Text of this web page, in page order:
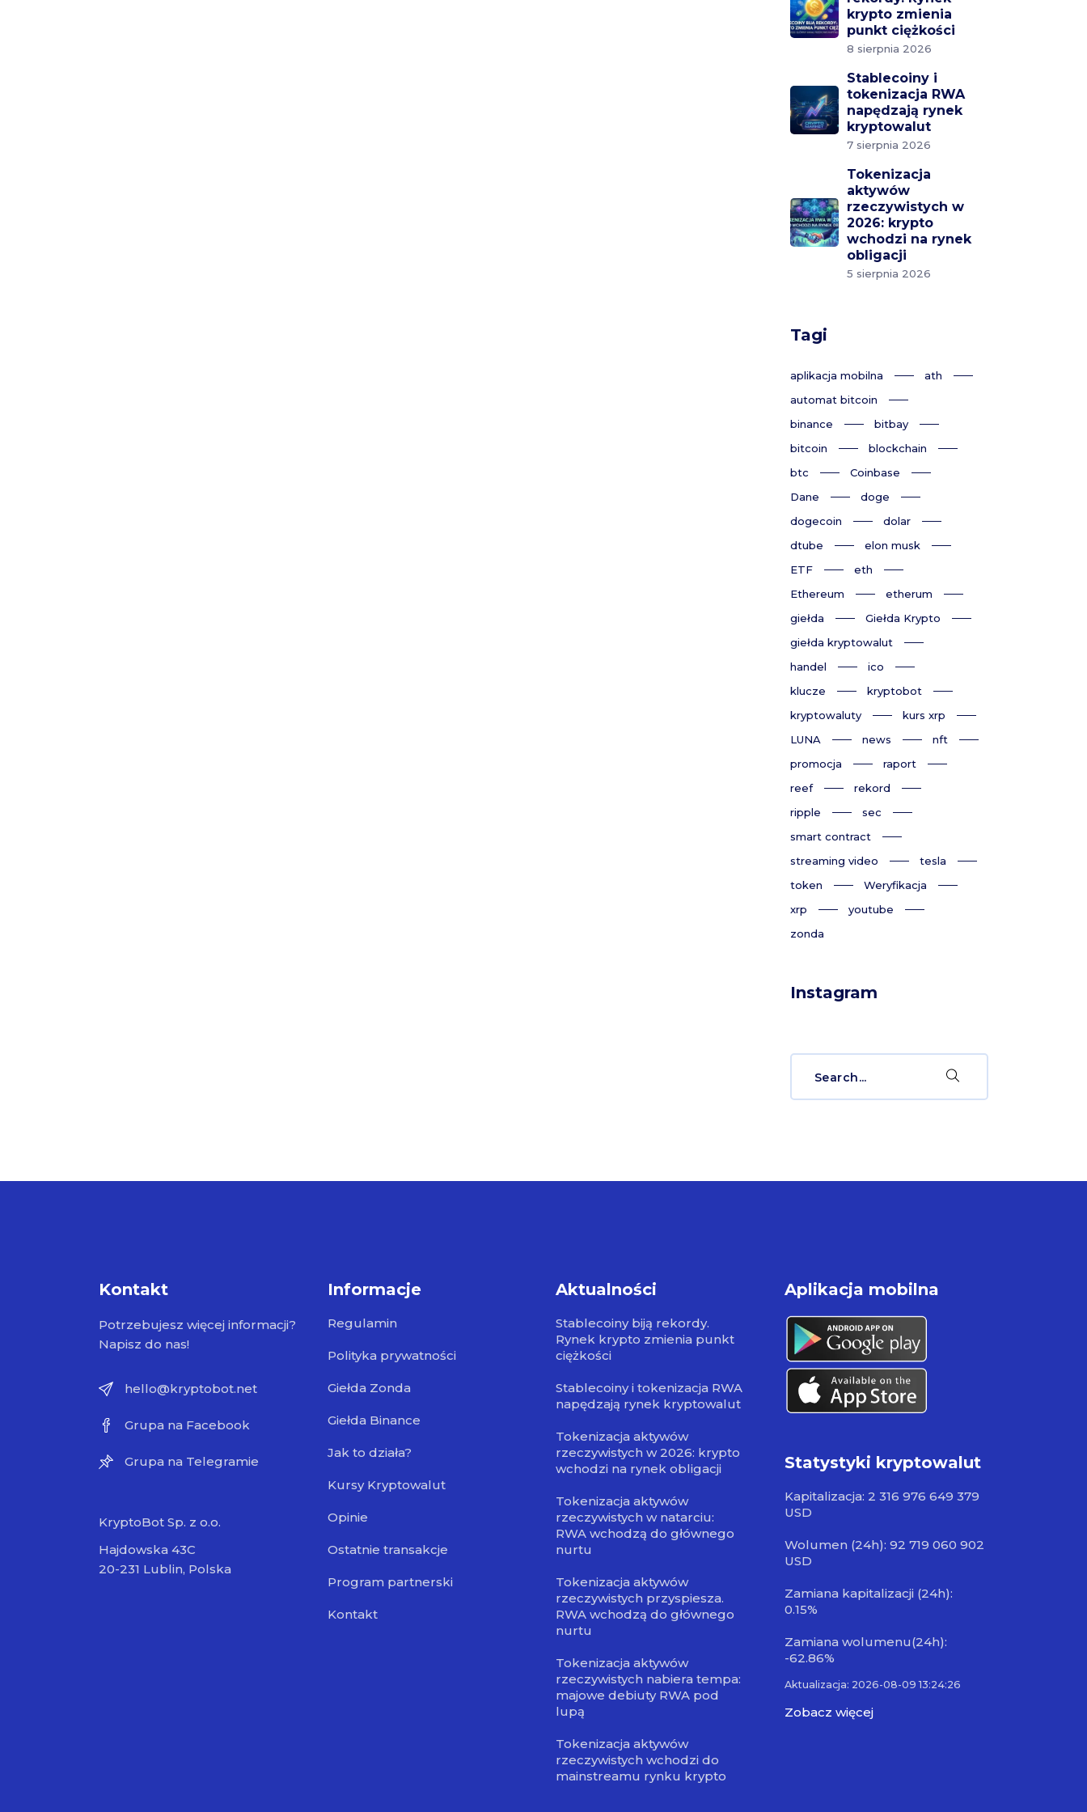
krypto zmienia
punkt ciężkości
8 sierpnia 2026
Stablecoiny i
tokenizacja RWA
napędzają rynek
kryptowalut
7 sierpnia 2026
Tokenizacja
aktywów
rzeczywistych w
2026: krypto
wchodzi na rynek
obligacji
5 sierpnia 2026
Tagi
aplikacja mobilna
ath
automat bitcoin
binance
bitbay
bitcoin
blockchain
btc
Coinbase
Dane
doge
dogecoin
dolar
dtube
elon musk
ETF
eth
Ethereum
etherum
giełda
Giełda Krypto
giełda kryptowalut
handel
ico
klucze
kryptobot
kryptowaluty
kurs xrp
LUNA
news
nft
promocja
raport
reef
rekord
ripple
sec
smart contract
streaming video
tesla
token
Weryfikacja
xrp
youtube
zonda
Instagram
Kontakt
Potrzebujesz więcej informacji?
Napisz do nas!
hello@kryptobot.net
Grupa na Facebook
Grupa na Telegramie
KryptoBot Sp. z o.o.
Hajdowska 43C
20-231 Lublin, Polska
Informacje
Regulamin
Polityka prywatności
Giełda Zonda
Giełda Binance
Jak to działa?
Kursy Kryptowalut
Opinie
Ostatnie transakcje
Program partnerski
Kontakt
Aktualności
Stablecoiny biją rekordy.
Rynek krypto zmienia punkt
ciężkości
Stablecoiny i tokenizacja RWA
napędzają rynek kryptowalut
Tokenizacja aktywów
rzeczywistych w 2026: krypto
wchodzi na rynek obligacji
Tokenizacja aktywów
rzeczywistych w natarciu:
RWA wchodzą do głównego
nurtu
Tokenizacja aktywów
rzeczywistych przyspiesza.
RWA wchodzą do głównego
nurtu
Tokenizacja aktywów
rzeczywistych nabiera tempa:
majowe debiuty RWA pod
lupą
Tokenizacja aktywów
rzeczywistych wchodzi do
mainstreamu rynku krypto
Aplikacja mobilna
Statystyki kryptowalut
Kapitalizacja: 2 316 976 649 379
USD
Wolumen (24h): 92 719 060 902
USD
Zamiana kapitalizacji (24h):
0.15%
Zamiana wolumenu(24h):
-62.86%
Aktualizacja: 2026-08-09 13:24:26
Zobacz więcej